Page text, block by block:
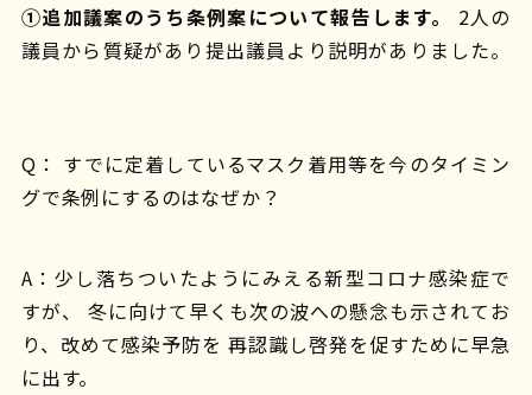
①追加議案のうち条例案について報告します。
2人の
議員から質疑があり提出議員より説明がありました。
Q： すでに定着しているマスク着用等を今のタイミン
グで条例にするのはなぜか？
A：少し落ちついたようにみえる新型コロナ感染症で
すが、 冬に向けて早くも次の波への懸念も示されてお
り、改めて感染予防を 再認識し啓発を促すために早急
に出す。